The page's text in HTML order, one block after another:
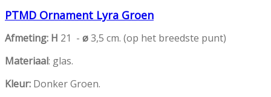
PTMD Ornament Lyra Groen
Afmeting: H 21 - ø3,5 cm. (op het breedste punt)
Materiaal: glas.
Kleur: Donker Groen.